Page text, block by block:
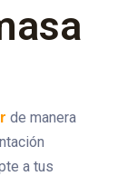
de manera
a tus